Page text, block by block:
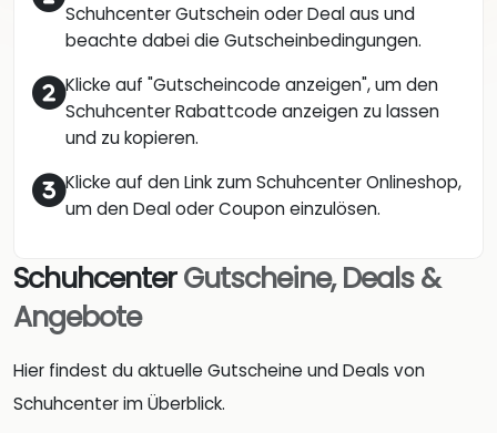
Schuhcenter Gutschein oder Deal aus und
beachte dabei die Gutscheinbedingungen.
Klicke auf "Gutscheincode anzeigen", um den
Schuhcenter Rabattcode anzeigen zu lassen
und zu kopieren.
Klicke auf den Link zum Schuhcenter Onlineshop,
um den Deal oder Coupon einzulösen.
SchuhcenterGutscheine, Deals &
Angebote
Hier findest du aktuelle Gutscheine und Deals von
Schuhcenter im Überblick.